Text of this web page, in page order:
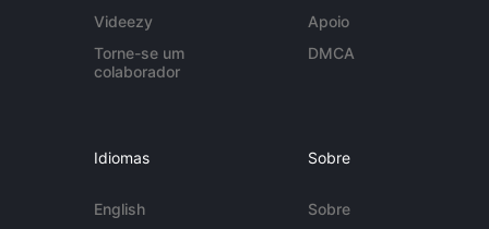
Videezy
Torne-se um
colaborador
Apoio
DMCA
Idiomas
English
Sobre
Sobre